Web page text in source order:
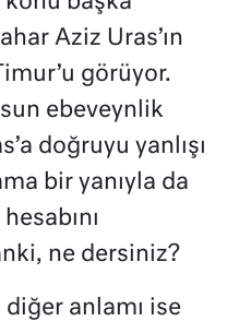
Aziz Uras’ın
görüyor.
ebeveynlik
doğruyu yanlışı
bir yanıyla da
ne dersiniz?
anlamı ise